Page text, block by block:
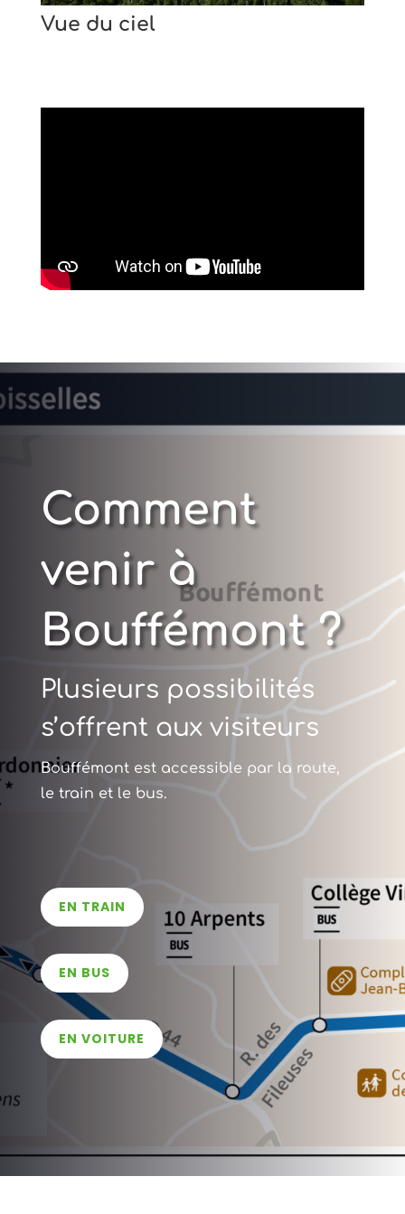
Vue du ciel
Comment
venir à
Bouffémont ?
Plusieurs possibilités
s’offrent aux visiteurs
Bouffémont est accessible par la route,
le train et le bus.
EN TRAIN
EN BUS
EN VOITURE